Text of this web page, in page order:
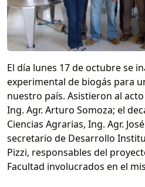
El día lunes 17 de octubre se
experimental de biogás para
nuestro país. Asistieron al
Ing. Agr. Arturo Somoza; el
Ciencias Agrarias, Ing. Agr.
secretario de Desarrollo
Pizzi, responsables del
Facultad involucrados en el